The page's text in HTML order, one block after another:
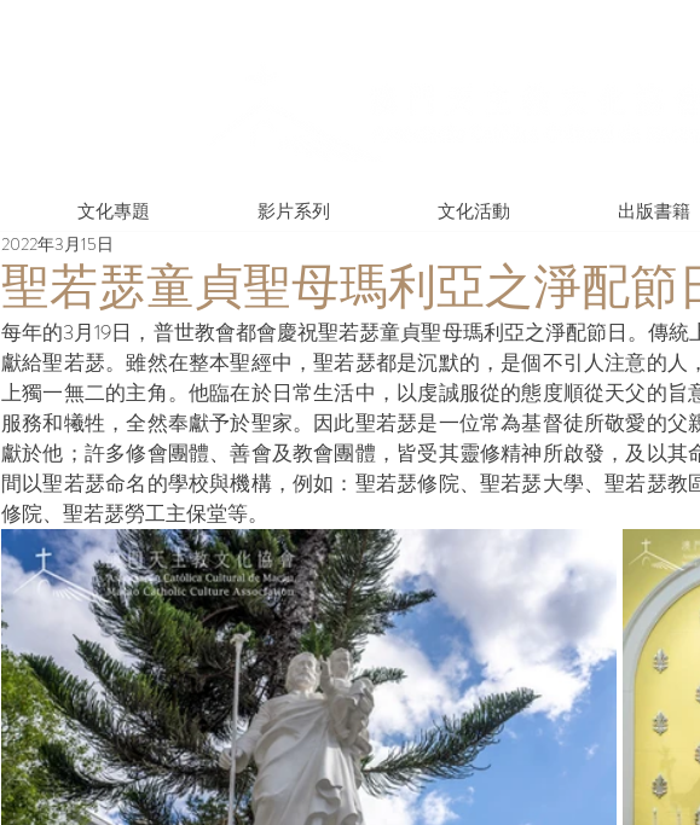
文化專題 影片系列 文化活動 出版書籍
聖若瑟童貞聖母瑪利亞之淨配節
2022年3月15日
每年的3月19日，普世教會都會慶祝聖若瑟童貞聖母瑪利亞之淨配節日。傳統
獻給聖若瑟。雖然在整本聖經中，聖若瑟都是沉默的，是個不引人注意的人
上獨一無二的主角。他臨在於日常生活中，以虔誠服從的態度順從天父的旨
服務和犧牲，全然奉獻予於聖家。因此聖若瑟是一位常為基督徒所敬愛的父
獻於他；許多修會團體、善會及教會團體，皆受其靈修精神所啟發，及以其
間以聖若瑟命名的學校與機構，例如：聖若瑟修院、聖若瑟大學、聖若瑟教
修院、聖若瑟勞工主保堂等。